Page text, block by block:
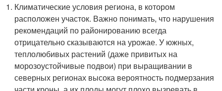
Климатические условия региона, в котором
расположен участок. Важно понимать, что нарушения
рекомендаций по районированию всегда
отрицательно сказываются на урожае. У южных,
теплолюбивых растений (даже привитых на
морозоустойчивые подвои) при выращивании в
северных регионах высока вероятность подмерзания